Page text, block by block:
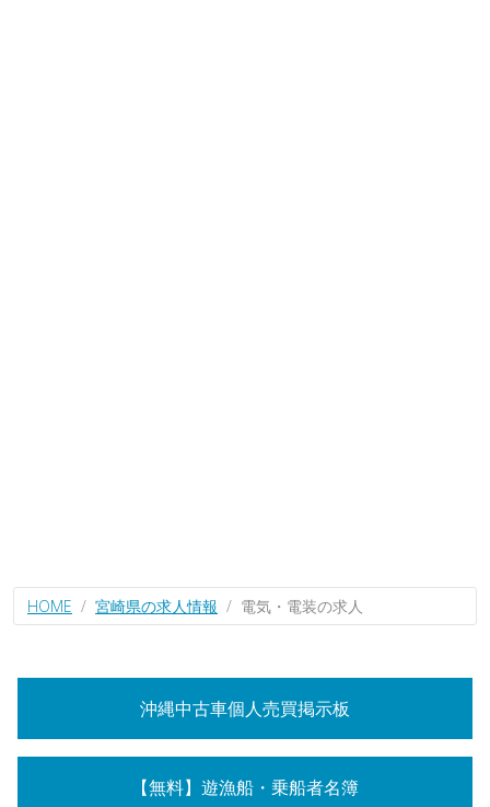
HOME 宮崎県の求人情報 電気・電装の求人
沖縄中古車個人売買掲示板
【無料】遊漁船・乗船者名簿